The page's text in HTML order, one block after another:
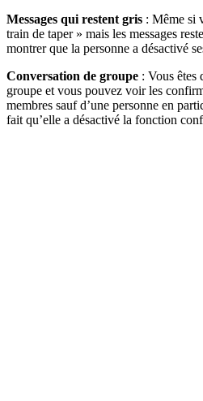
Messages qui restent gris : Même si
train de taper » mais les messages
montrer que la personne a désactivé
Conversation de groupe : Vous êtes
groupe et vous pouvez voir les
membres sauf d’une personne en
fait qu’elle a désactivé la fonction